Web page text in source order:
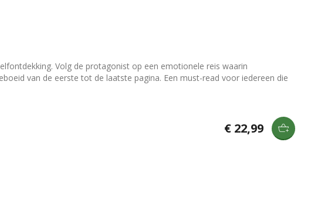
Volg de protagonist op een emotionele reis waarin
van de eerste tot de laatste pagina. Een must-read voor iedereen die
€ 22,99